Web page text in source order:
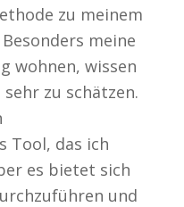
zu meinem
meine
wohnen, wissen
zu schätzen.
Tool, das ich
es bietet sich
und